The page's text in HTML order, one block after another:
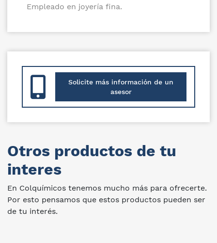
Empleado en joyería fina.
Solicite más información de un
asesor
Otros productos de tu
interes
En Colquímicos tenemos mucho más para ofrecerte.
Por esto pensamos que estos productos pueden ser
de tu interés.